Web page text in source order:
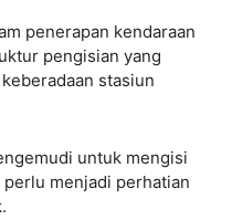
penerapan kendaraan
pengisian yang
stasiun
untuk mengisi
menjadi perhatian